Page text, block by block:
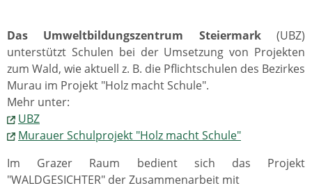
Das Umweltbildungszentrum Steiermark(UBZ)
unterstützt Schulen bei der Umsetzung von Projekten
zum Wald, wie aktuell z. B. die Pflichtschulen des Bezirkes
Murau im Projekt "Holz macht Schule".
Mehr unter:
UBZ
Murauer Schulprojekt "Holz macht Schule"
Im Grazer Raum bedient sich das Projekt
"WALDGESICHTER" der Zusammenarbeit mit